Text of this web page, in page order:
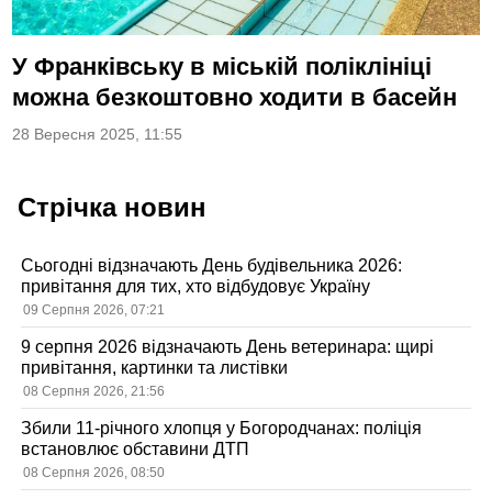
У Франківську в міській поліклініці
можна безкоштовно ходити в басейн
28 Вересня 2025, 11:55
Стрічка новин
Сьогодні відзначають День будівельника 2026:
привітання для тих, хто відбудовує Україну
09 Серпня 2026, 07:21
9 серпня 2026 відзначають День ветеринара: щирі
привітання, картинки та листівки
08 Серпня 2026, 21:56
Збили 11-річного хлопця у Богородчанах: поліція
встановлює обставини ДТП
08 Серпня 2026, 08:50